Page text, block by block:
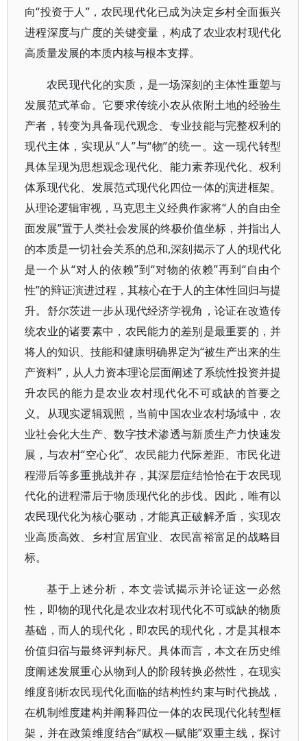
向“投资于人”，农民现代化已成为决定乡村全面振兴
进程深度与广度的关键变量，构成了农业农村现代化
高质量发展的本质内核与根本支撑。
农民现代化的实质，是一场深刻的主体性重塑与
发展范式革命。它要求传统小农从依附土地的经验生
产者，转变为具备现代观念、专业技能与完整权利的
现代主体，实现从“人”与“物”的统一。这一现代转型
具体呈现为思想观念现代化、能力素养现代化、权利
体系现代化、发展范式现代化四位一体的演进框架。
从理论逻辑审视，马克思主义经典作家将“人的自由全
面发展”置于人类社会发展的终极价值坐标，并指出人
的本质是一切社会关系的总和,深刻揭示了人的现代化
是一个从“对人的依赖”到“对物的依赖”再到“自由个
性”的辩证演进过程，其核心在于人的主体性回归与提
升。舒尔茨进一步从现代经济学视角，论证在改造传
统农业的诸要素中，农民能力的差别是最重要的，并
将人的知识、技能和健康明确界定为“被生产出来的生
产资料”，从人力资本理论层面阐述了系统性投资并提
升农民的能力是农业农村现代化不可或缺的首要之
义。从现实逻辑观照，当前中国农业农村场域中，农
业社会化大生产、数字技术渗透与新质生产力快速发
展，与农村“空心化”、农民能力代际差距、市民化进
程滞后等多重挑战并存，其深层症结恰恰在于农民现
代化的进程滞后于物质现代化的步伐。因此，唯有以
农民现代化为核心驱动，才能真正破解矛盾，实现农
业高质高效、乡村宜居宜业、农民富裕富足的战略目
标。
基于上述分析，本文尝试揭示并论证这一必然
性，即物的现代化是农业农村现代化不可或缺的物质
基础，而人的现代化，即农民的现代化，才是其根本
价值归宿与最终评判标尺。具体而言，本文在历史维
度阐述发展重心从物到人的阶段转换必然性，在现实
维度剖析农民现代化面临的结构性约束与时代挑战，
在机制维度建构并阐释四位一体的农民现代化转型框
架，并在政策维度结合“赋权—赋能”双重主线，探讨